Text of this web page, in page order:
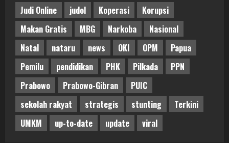
Judi Online
judol Koperasi
Korupsi
Makan Gratis
MBG Narkoba
Nasional
Natal
nataru news OKI OPM
Papua
Pemilu
pendidikan PHK Pilkada
PPN
Prabowo
Prabowo-Gibran
PUIC
sekolah rakyat
strategis stunting
Terkini
UMKM
up-to-date update viral